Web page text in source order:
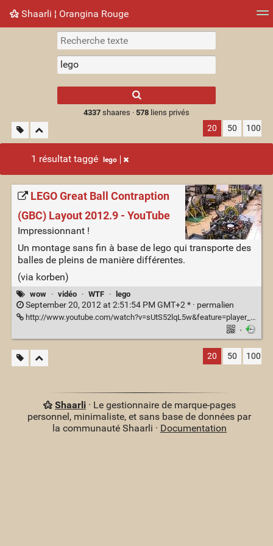
Shaarli ¦ Orangina Rouge
Nuage de tags Mur d'images
results.
4337shaares · 578liens privés
20 50 100
1 résultat taggé lego
LEGO Great Ball Contraption
(GBC) Layout 2012.9 - YouTube
Impressionnant !
Un montage sans fin à base de lego qui transporte des
balles de pleins de manière différentes.
(via korben)
wow · vidéo · WTF · lego
September 20, 2012 at 2:51:54 PM GMT+2 * · permalien
http://www.youtube.com/watch?v=sUtS52lqL5w&feature=player_embedded&noredirect=1
·
20 50 100
Shaarli· Le gestionnaire de marque-pages
personnel, minimaliste, et sans base de données par
la communauté Shaarli · Documentation